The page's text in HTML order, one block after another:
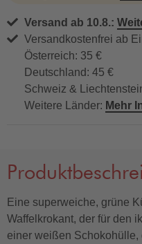
Versand ab 10.8.:
Versandkostenfrei ab
Österreich: 35 €
Deutschland: 45 €
Schweiz &
Weitere Länder: Mehr
Eine superweiche, grüne
Waffelkrokant, der für den
einer weißen